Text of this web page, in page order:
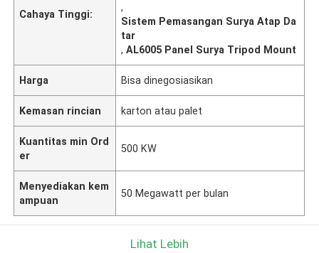
Cahaya Tinggi:
,
Sistem Pemasangan Surya Atap Da
tar
,AL6005 Panel Surya Tripod Mount
Harga Bisa dinegosiasikan
Kemasan rincian karton atau palet
Kuantitas min Ord
er
500 KW
Menyediakan kem
ampuan
50 Megawatt per bulan
Lihat Lebih